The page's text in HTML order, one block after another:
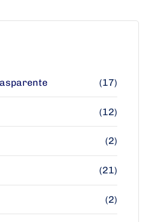
(17)
(12)
(2)
(21)
(2)